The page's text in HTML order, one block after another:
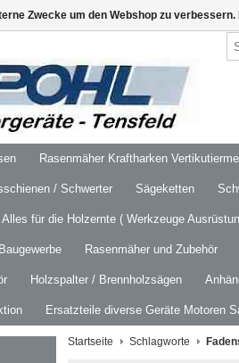
Rasenmäher Kraftharken
/ Schwerter Sägeketten
Alles für die Holzernte ( Werkzeuge
Rasenmäher und Zubehör
Holzspalter / Brennholzsägen
Ersatzteile diverse Geräte Motoren
Startseite Schlagworte
Zwecke um den Webshop zu